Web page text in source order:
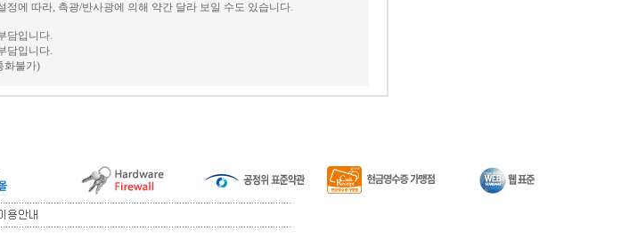
에 따라, 측광/반사광에 의해 약간 달라 보일 수도 있습니다.
담입니다.
담입니다.
화불가)